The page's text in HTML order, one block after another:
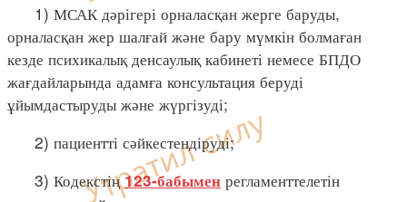
1) МСАК дәрігері орналасқан жерге баруды,
орналасқан жер шалғай және бару мүмкін болмаған
кезде психикалық денсаулық кабинеті немесе БПДО
жағдайларында адамға консультация беруді
ұйымдастыруды және жүргізуді;
2) пациентті сәйкестендіруді;
3) Кодекстің123-бабымен регламенттелетін